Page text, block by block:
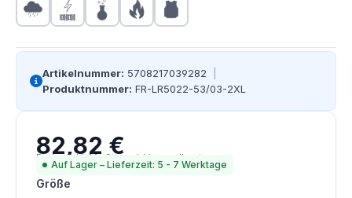
Artikelnummer: 5708217039282
Produktnummer: FR-LR5022-53/03-2XL
Regulärer Preis:
82,82 €
Preise inkl. MwSt. zzgl. Versandkosten
Auf Lager – Lieferzeit: 5 - 7 Werktage
Größe